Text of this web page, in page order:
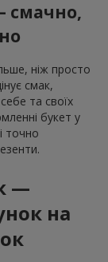
смачно,
ніж просто
смак,
та своїх
букет у
точно
—
на